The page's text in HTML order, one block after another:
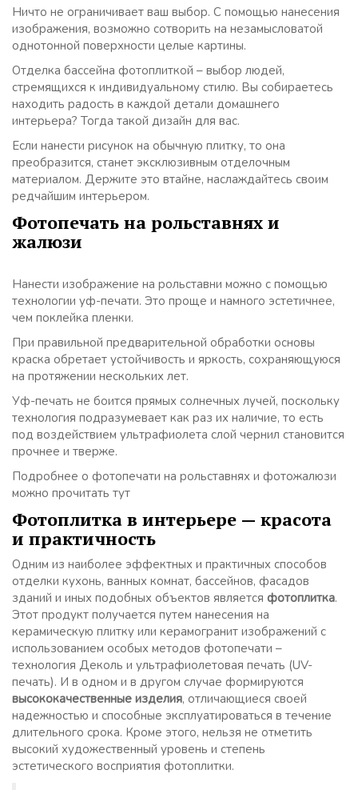
Ничто не ограничивает ваш выбор. С помощью нанесения
изображения, возможно сотворить на незамысловатой
однотонной поверхности целые картины.
Отделка бассейна фотоплиткой – выбор людей,
стремящихся к индивидуальному стилю. Вы собираетесь
находить радость в каждой детали домашнего
интерьера? Тогда такой дизайн для вас.
Если нанести рисунок на обычную плитку, то она
преобразится, станет эксклюзивным отделочным
материалом. Держите это втайне, наслаждайтесь своим
редчайшим интерьером.
Фотопечать на рольставнях и
жалюзи
Нанести изображение на рольставни можно с помощью
технологии уф-печати. Это проще и намного эстетичнее,
чем поклейка пленки.
При правильной предварительной обработки основы
краска обретает устойчивость и яркость, сохраняющуюся
на протяжении нескольких лет.
Уф-печать не боится прямых солнечных лучей, поскольку
технология подразумевает как раз их наличие, то есть
под воздействием ультрафиолета слой чернил становится
прочнее и тверже.
Подробнее о фотопечати на рольставнях и фотожалюзи
можно прочитать тут
Фотоплитка в интерьере — красота
и практичность
Одним из наиболее эффектных и практичных способов
отделки кухонь, ванных комнат, бассейнов, фасадов
зданий и иных подобных объектов является фотоплитка.
Этот продукт получается путем нанесения на
керамическую плитку или керамогранит изображений с
использованием особых методов фотопечати –
технология Деколь и ультрафиолетовая печать (UV-
печать). И в одном и в другом случае формируются
высококачественные изделия, отличающиеся своей
надежностью и способные эксплуатироваться в течение
длительного срока. Кроме этого, нельзя не отметить
высокий художественный уровень и степень
эстетического восприятия фотоплитки.